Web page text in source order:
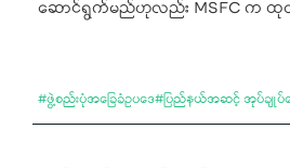
ဆောင်ရွက်မည်ဟုလည်း MSFC က ထု
#ဖွဲ့စည်းပုံအခြေခံဥပဒေ#ပြည်နယ်အဆင့် အုပ်ချုပ်ရေ